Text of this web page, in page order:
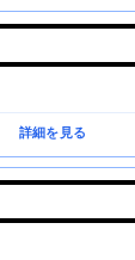
詳細を見る